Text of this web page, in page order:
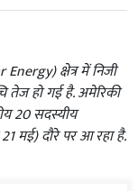
क्षेत्र में निजी
तेज हो गई है. अमेरिकी
20 सदस्यीय
मई) दौरे पर आ रहा है.